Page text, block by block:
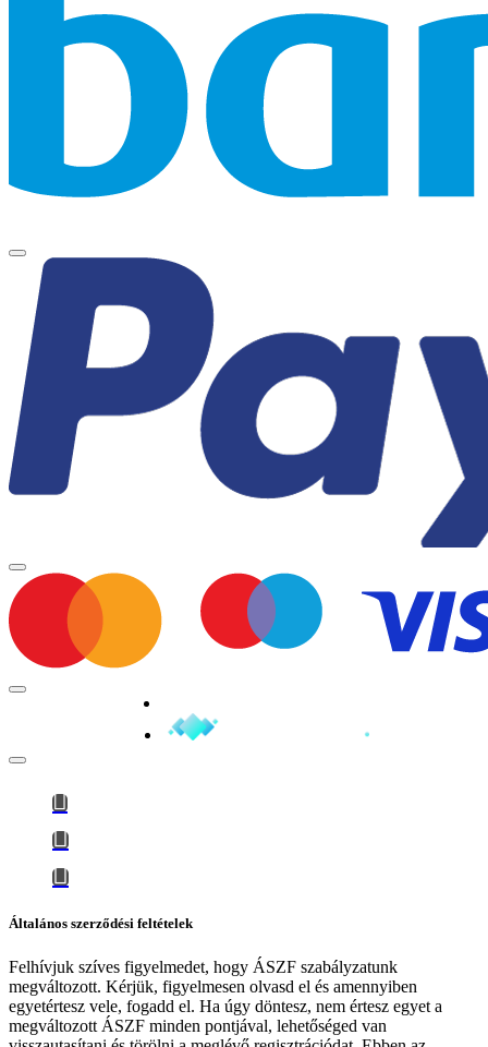
Általános szerződési feltételek
Felhívjuk szíves figyelmedet, hogy ÁSZF szabályzatunk
megváltozott. Kérjük, figyelmesen olvasd el és amennyiben
egyetértesz vele, fogadd el. Ha úgy döntesz, nem értesz egyet a
megváltozott ÁSZF minden pontjával, lehetőséged van